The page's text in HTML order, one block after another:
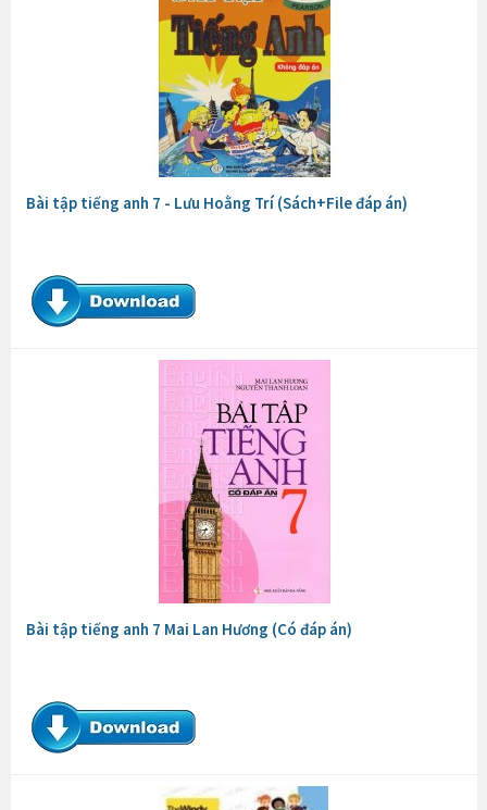
Bài tập tiếng anh 7 - Lưu Hoằng Trí (Sách+File đáp án)
Bài tập tiếng anh 7 Mai Lan Hương (Có đáp án)